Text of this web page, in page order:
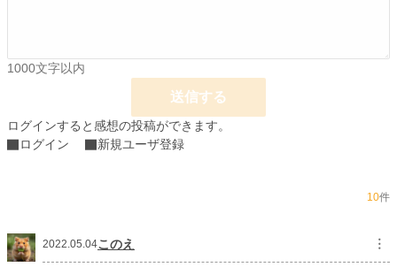
初回公開日時 2021.01.10 19:10
週間ポイント 28 pt (56,925 位)
累計ポイント
1000文字以内
送信する
ログインすると感想の投稿ができます。
ログイン
新規ユーザ登録
10件
2022.05.04このえ ︙